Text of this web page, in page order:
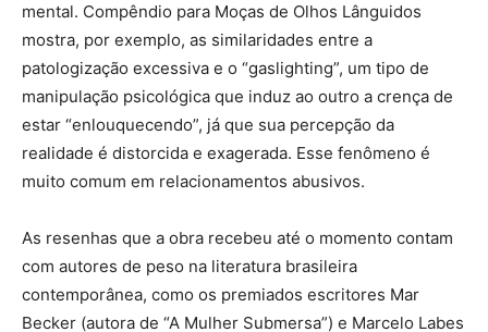
mental. Compêndio para Moças de Olhos Lânguidos
mostra, por exemplo, as similaridades entre a
patologização excessiva e o “gaslighting”, um tipo de
manipulação psicológica que induz ao outro a crença de
estar “enlouquecendo”, já que sua percepção da
realidade é distorcida e exagerada. Esse fenômeno é
muito comum em relacionamentos abusivos.
As resenhas que a obra recebeu até o momento contam
com autores de peso na literatura brasileira
contemporânea, como os premiados escritores Mar
Becker (autora de “A Mulher Submersa”) e Marcelo Labes